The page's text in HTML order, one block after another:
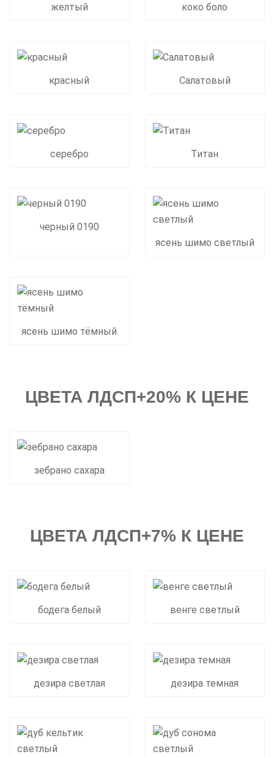
желтый коко боло
красный Салатовый
серебро Титан
черный 0190
ясень шимо светлый
ясень шимо тёмный
ЦВЕТА ЛДСП+20% К ЦЕНЕ
зебрано сахара
ЦВЕТА ЛДСП+7% К ЦЕНЕ
бодега белый венге светлый
дезира светлая дезира темная